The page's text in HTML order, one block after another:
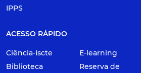
IPPS
ACESSO RÁPIDO
Ciência-Iscte
Biblioteca
E-learning
Reserva de